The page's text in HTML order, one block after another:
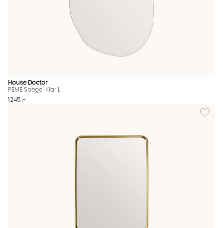
House Doctor
PEME Spegel Klar L
1245 :-
Lägg